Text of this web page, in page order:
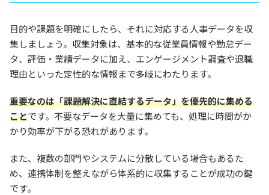
目的や課題を明確にしたら、それに対応する人事データを収
集しましょう。収集対象は、基本的な従業員情報や勤怠デー
タ、評価・業績データに加え、エンゲージメント調査や退職
理由といった定性的な情報まで多岐にわたります。
重要なのは「課題解決に直結するデータ」を優先的に集める
ことです。不要なデータを大量に集めても、処理に時間がか
かり効率が下がる恐れがあります。
また、複数の部門やシステムに分散している場合もあるた
め、連携体制を整えながら体系的に収集することが成功の鍵
です。